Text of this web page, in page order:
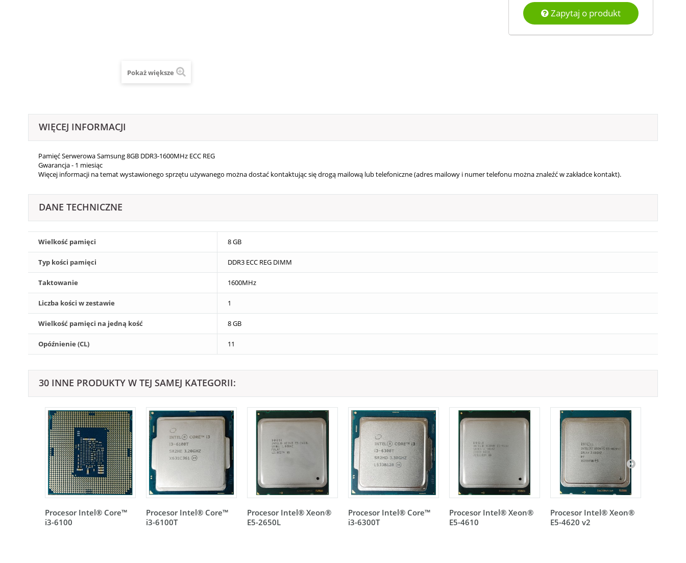
Pokaż większe
Zapytaj o produkt
WIĘCEJ INFORMACJI
Pamięć Serwerowa Samsung 8GB DDR3-1600MHz ECC REG
Gwarancja - 1 miesiąc
Więcej informacji na temat wystawionego sprzętu używanego można dostać kontaktując się drogą mailową lub telefoniczne (adres mailowy i numer telefonu można znaleźć w zakładce kontakt).
DANE TECHNICZNE
Wielkość pamięci 8 GB
Typ kości pamięci DDR3 ECC REG DIMM
Taktowanie 1600MHz
Liczba kości w zestawie 1
Wielkość pamięci na jedną kość 8 GB
Opóźnienie (CL) 11
30 INNE PRODUKTY W TEJ SAMEJ KATEGORII:
Procesor Intel® Core™
i3-6100
Procesor Intel® Core™
i3-6100T
Procesor Intel® Xeon®
E5-2650L
Procesor Intel® Core™
i3-6300T
Procesor Intel® Xeon®
E5-4610
Procesor Intel® Xeon®
E5-4620 v2